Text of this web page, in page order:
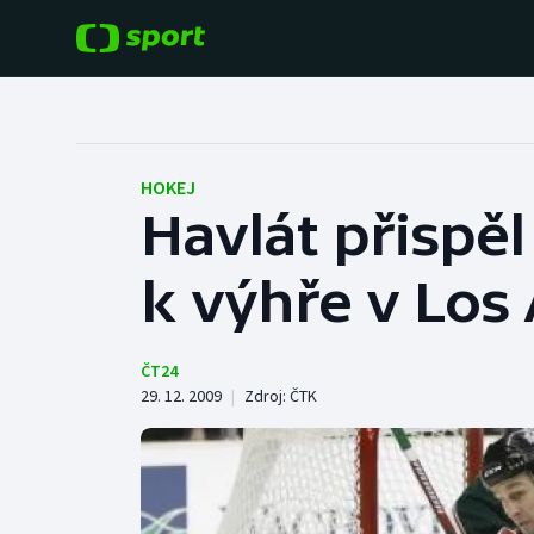
Hokej
Tenis
Cyklistika
Baseball a softbal
Basketbal
Boby a skeleton
HOKEJ
Havlát
k výhře v Los
ČT24
29. 12. 2009 | Zdroj: ČTK